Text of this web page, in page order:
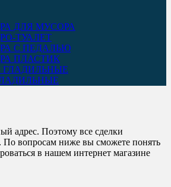
ДЛЯ МУСОРА
ТУАЛЕТ
С ПЕДАЛЬЮ
ПЛАСТИК
адрес. Поэтому все сделки
По вопросам ниже вы сможете понять
в нашем интернет магазине